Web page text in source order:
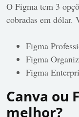
O Figma tem 3
cobradas em dólar.
Figma
Figma
Figma
Canva ou
melhor?